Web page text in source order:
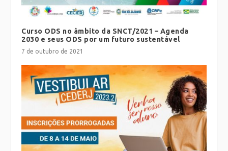
Curso ODS no âmbito da SNCT/2021 – Agenda
2030 e seus ODS por um futuro sustentável
7 de outubro de 2021